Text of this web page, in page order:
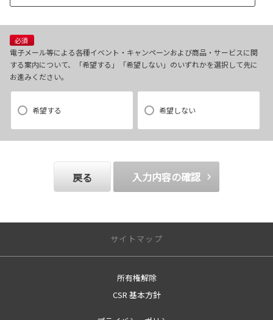
(2)お客様から照会があった場合のリクエスト情報の確認
（電子メール、電話、郵送によるご連絡）
(4)当社で取り扱っている商品・サービスなどに関する営業上のご案内
(5)商品の企画・開発あるいはお客様満足向上策などの検討のためのお客
様アンケート調査の実施
【3．推奨環境について】
1.当社の推奨するインターネット環境にてお申込みをお願いします。推奨
めご了承ください。
※推奨環境についてはTOYOTAメーカーサイト「ご利用にあたって」を
参照ください。
必須
電子メール等による各種イベント・キャンペーンおよび商品・サービスに関
する案内について、「希望する」「希望しない」のいずれかを選択して先に
お進みください。
希望する 希望しない
戻る 入力内容の確認
サイトマップ
所有権解除
CSR 基本方針